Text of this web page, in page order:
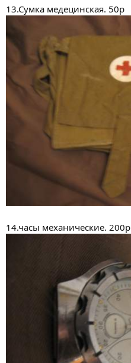
13.Сумка медецинская. 50р
14.часы механические. 200р